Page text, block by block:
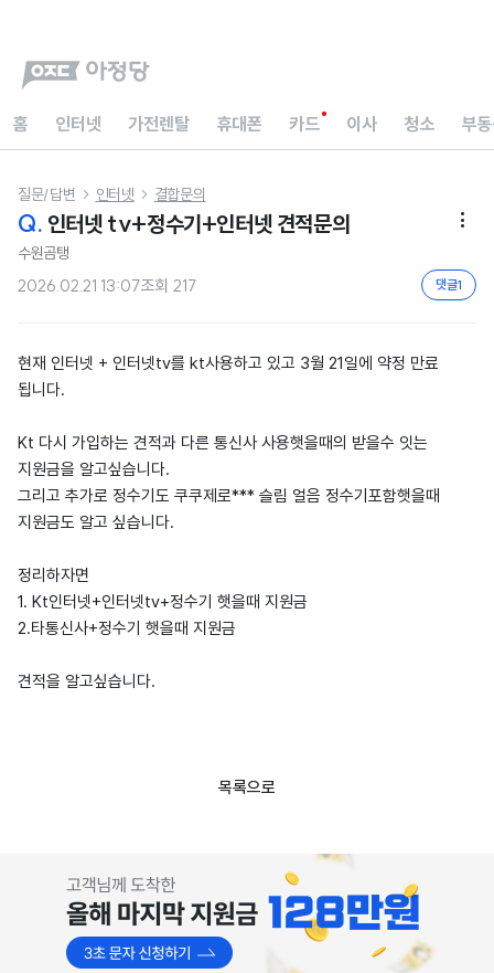
홈 인터넷 가전렌탈 휴대폰 카드 이사 청소 부
질문/답변  인터넷  결합문의
Q. 인터넷 tv+정수기+인터넷 견적문의 
수원곰탱
2026.02.21 13:07조회 217 댓글1
현재 인터넷 + 인터넷tv를 kt사용하고 있고 3월 21일에 약정 만료
됩니다.
Kt 다시 가입하는 견적과 다른 통신사 사용햇을때의 받을수 잇는
지원금을 알고싶습니다.
그리고 추가로 정수기도 쿠쿠제로*** 슬림 얼음 정수기포함햇을때
지원금도 알고 싶습니다.
정리하자면
1. Kt인터넷+인터넷tv+정수기 햇을때 지원금
2.타통신사+정수기 햇을때 지원금
견적을 알고싶습니다.
목록으로